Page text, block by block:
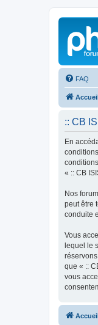
FAQ
:: CB
En
« :: CB
Nos
peut être
conduite
Vous
lequel le
que « ::
vous